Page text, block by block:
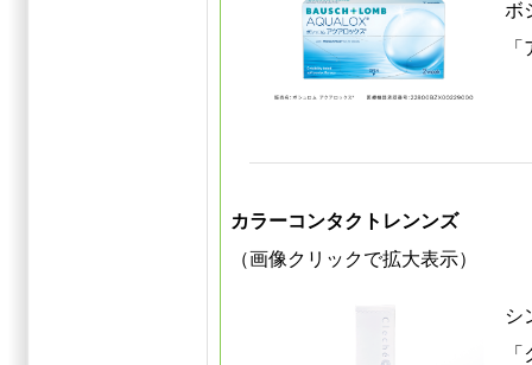
ボ
カラーコンタクトレンンズ
（画像クリックで拡大表示）
シ